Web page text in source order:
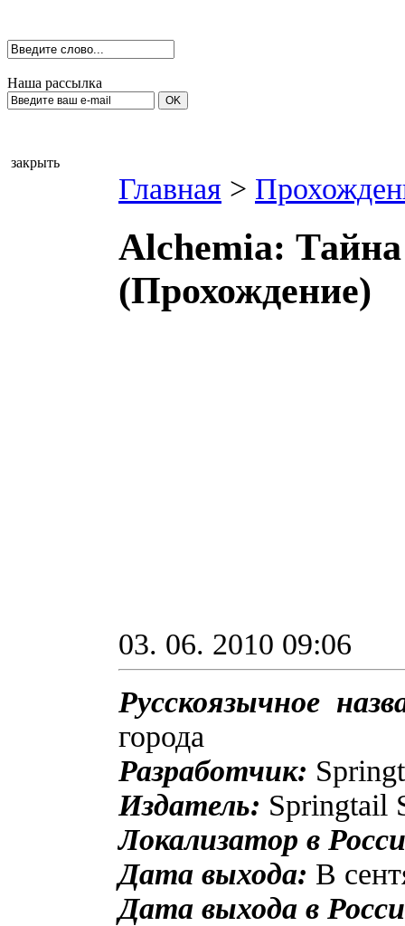
Наша рассылка
закрыть
Главная >
Alchemia: Тайна
(Прохождение)
03. 06. 2010 09:06
Русскоязычное
города
Разработчик:
Издатель: Springtail
Локализатор в
Дата выхода: В
Дата выхода в